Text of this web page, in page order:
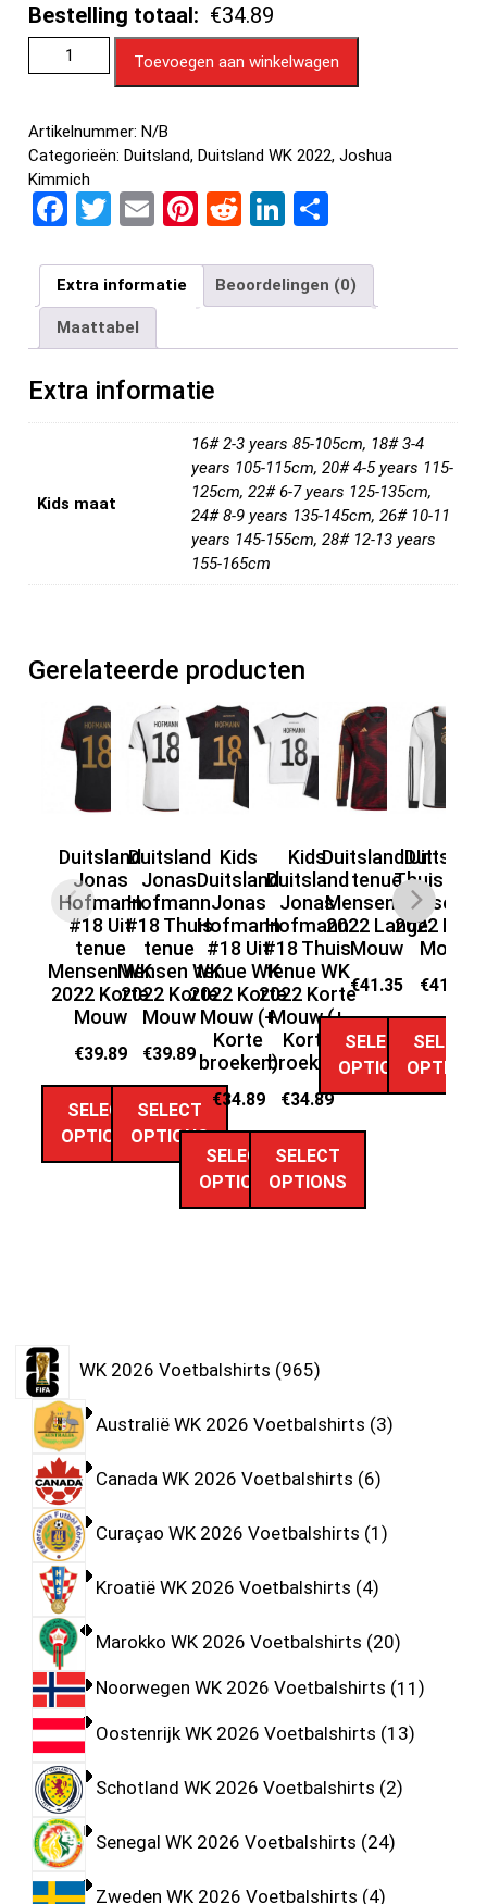
Bestelling totaal: €34.89
Toevoegen aan winkelwagen
Artikelnummer:N/B
Categorieën:Duitsland,Duitsland WK 2022,Joshua
Kimmich
F
ce
b
o
o
k
T
tt
er
E
ail
Pi
er
es
t
R
d
di
t
Li
ke
dI
n
e
n
Extra informatie Beoordelingen (0)
Maattabel
Extra informatie
Kids maat
16# 2-3 years 85-105cm, 18# 3-4
years 105-115cm, 20# 4-5 years 115-
125cm, 22# 6-7 years 125-135cm,
24# 8-9 years 135-145cm, 26# 10-11
years 145-155cm, 28# 12-13 years
155-165cm
Gerelateerde producten
Duitsland
Jonas
Hofmann
#18 Uit
tenue
Mensen WK
2022 Korte
Mouw
€39.89
SELECT
OPTIONS
Duitsland
Jonas
Hofmann
#18 Thuis
tenue
Mensen WK
2022 Korte
Mouw
€39.89
SELECT
OPTIONS
Kids
Duitsland
Jonas
Hofmann
#18 Uit
tenue WK
2022 Korte
Mouw (+
Korte
broeken)
€34.89
SELECT
OPTIONS
Kids
Duitsland
Jonas
Hofmann
#18 Thuis
tenue WK
2022 Korte
Mouw (+
Korte
broeken)
€34.89
SELECT
OPTIONS
Duitsland Uit
tenue
Mensen WK
2022 Lange
Mouw
€41.35
SELECT
OPTIONS
Duitsland
Thuis
Mensen
2022
Mouw
€41.35
SELECT
OPTIONS
WK 2026 Voetbalshirts 965
Australië WK 2026 Voetbalshirts 3
Canada WK 2026 Voetbalshirts 6
Curaçao WK 2026 Voetbalshirts 1
Kroatië WK 2026 Voetbalshirts 4
Marokko WK 2026 Voetbalshirts 20
Noorwegen WK 2026 Voetbalshirts 11
Oostenrijk WK 2026 Voetbalshirts 13
Schotland WK 2026 Voetbalshirts 2
Senegal WK 2026 Voetbalshirts 24
Zweden WK 2026 Voetbalshirts 4